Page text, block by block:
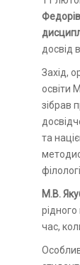
досвід
Захід,
освіти
зібрав
та
М.В.
час,